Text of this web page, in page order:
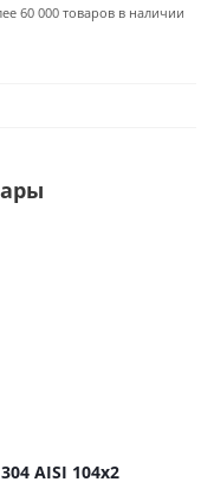
60 000 товаров в наличии
AISI 104х2